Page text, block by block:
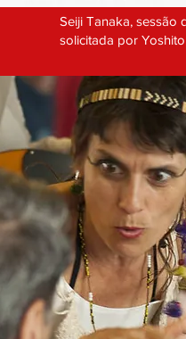
Seiji Tanaka, sessão
solicitada por